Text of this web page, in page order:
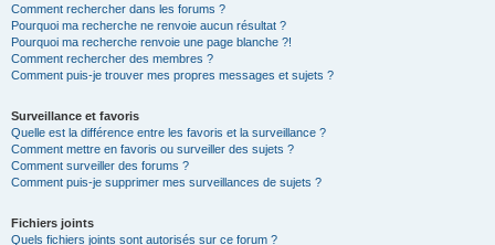
Comment rechercher dans les forums ?
Pourquoi ma recherche ne renvoie aucun résultat ?
Pourquoi ma recherche renvoie une page blanche ?!
Comment rechercher des membres ?
Comment puis-je trouver mes propres messages et sujets ?
Surveillance et favoris
Quelle est la différence entre les favoris et la surveillance ?
Comment mettre en favoris ou surveiller des sujets ?
Comment surveiller des forums ?
Comment puis-je supprimer mes surveillances de sujets ?
Fichiers joints
Quels fichiers joints sont autorisés sur ce forum ?